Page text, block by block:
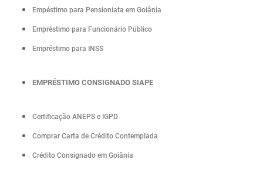
Empéstimo para Pensioniata em Goiânia
Empréstimo para Funcionário Público
Empréstimo para INSS
EMPRÉSTIMO CONSIGNADO SIAPE
Certificação ANEPS e IGPD
Comprar Carta de Crédito Contemplada
Crédito Consignado em Goiânia